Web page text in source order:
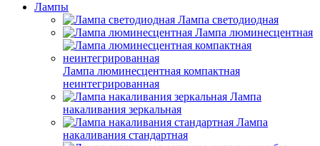
Лампы
Лампа светодиодная
Лампа люминесцентная
Лампа люминесцентная компактная
неинтегрированная
Лампа
накаливания зеркальная
Лампа
накаливания стандартная